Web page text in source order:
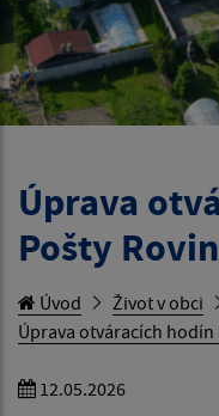
Úprava
Pošty
Úvod Život v obci
Úprava otváracích hodín
12.05.2026